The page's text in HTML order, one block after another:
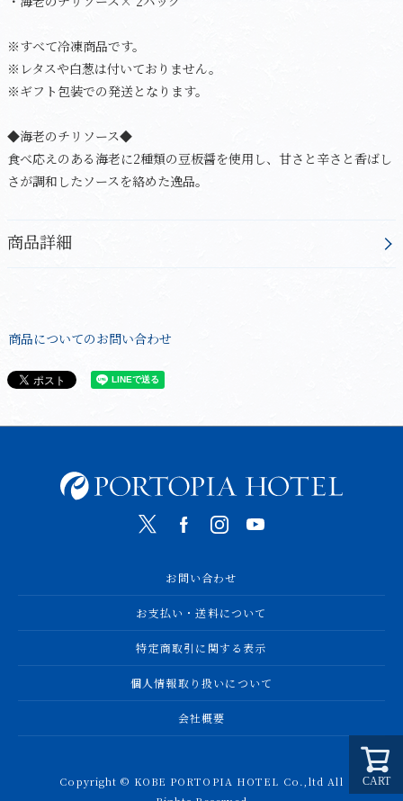
※すべて冷凍商品です。
※レタスや白葱は付いておりません。
※ギフト包装での発送となります。
◆海老のチリソース◆
食べ応えのある海老に2種類の豆板醤を使用し、甘さと辛さと香ばし
さが調和したソースを絡めた逸品。
商品詳細
商品についてのお問い合わせ
お問い合わせ
お支払い・送料について
特定商取引に関する表示
個人情報取り扱いについて
会社概要
Copyright © KOBE PORTOPIA HOTEL Co.,ltd All
CART